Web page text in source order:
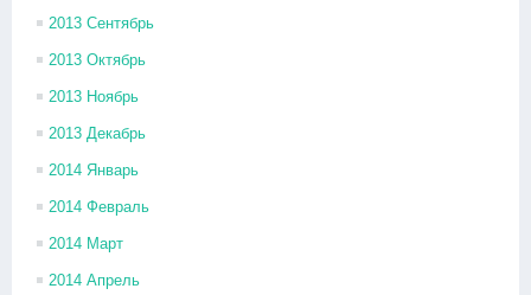
2013 Сентябрь
2013 Октябрь
2013 Ноябрь
2013 Декабрь
2014 Январь
2014 Февраль
2014 Март
2014 Апрель